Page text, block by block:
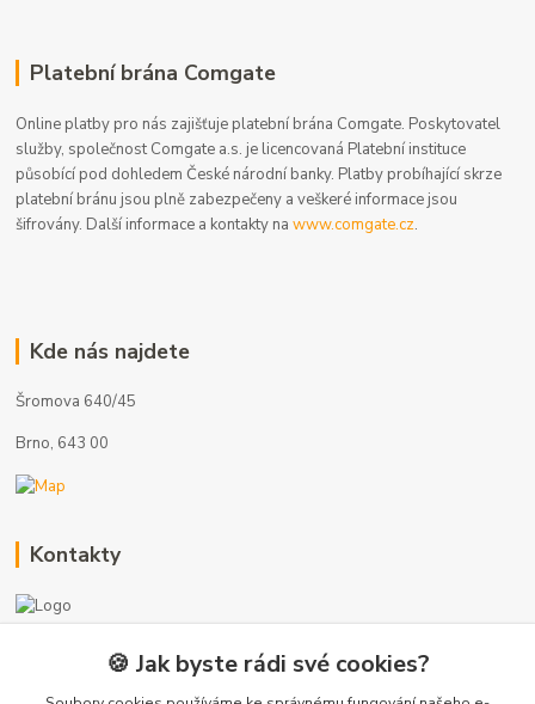
Platební brána Comgate
Online platby pro nás zajišťuje platební brána Comgate. Poskytovatel
služby, společnost Comgate a.s. je licencovaná Platební instituce
působící pod dohledem České národní banky. Platby probíhající skrze
platební bránu jsou plně zabezpečeny a veškeré informace jsou
šifrovány. Další informace a kontakty nawww.comgate.cz.
Kde nás najdete
Šromova 640/45
Brno, 643 00
Kontakty
+420 775 872 753
🍪 Jak byste rádi své cookies?